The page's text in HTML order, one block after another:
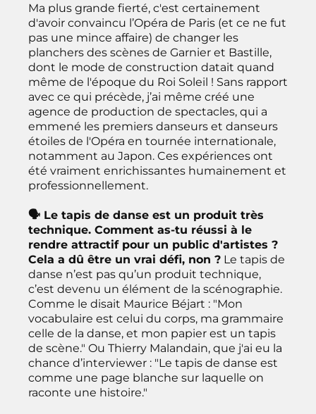
Ma plus grande fierté, c'est certainement
d'avoir convaincu l’Opéra de Paris (et ce ne fut
pas une mince affaire) de changer les
planchers des scènes de Garnier et Bastille,
dont le mode de construction datait quand
même de l'époque du Roi Soleil ! Sans rapport
avec ce qui précède, j’ai même créé une
agence de production de spectacles, qui a
emmené les premiers danseurs et danseurs
étoiles de l'Opéra en tournée internationale,
notamment au Japon. Ces expériences ont
été vraiment enrichissantes humainement et
professionnellement.
🗣 Le tapis de danse est un produit très
technique. Comment as-tu réussi à le
rendre attractif pour un public d'artistes ?
Cela a dû être un vrai défi, non ? Le tapis de
danse n’est pas qu’un produit technique,
c’est devenu un élément de la scénographie.
Comme le disait Maurice Béjart : "Mon
vocabulaire est celui du corps, ma grammaire
celle de la danse, et mon papier est un tapis
de scène." Ou Thierry Malandain, que j'ai eu la
chance d’interviewer : "Le tapis de danse est
comme une page blanche sur laquelle on
raconte une histoire."